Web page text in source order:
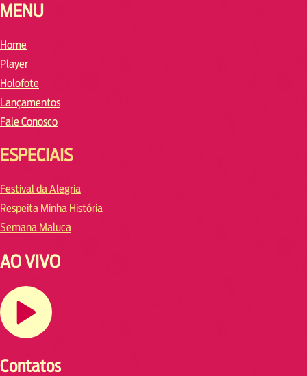
MENU
Home
Player
Holofote
Lançamentos
Fale Conosco
ESPECIAIS
Festival da Alegria
Respeita Minha História
Semana Maluca
AO VIVO
Contatos